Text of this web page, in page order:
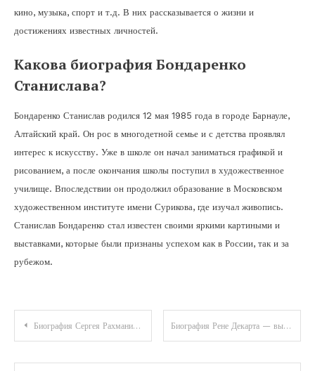
кино, музыка, спорт и т.д. В них рассказывается о жизни и
достижениях известных личностей.
Какова биография Бондаренко
Станислава?
Бондаренко Станислав родился 12 мая 1985 года в городе Барнауле,
Алтайский край. Он рос в многодетной семье и с детства проявлял
интерес к искусству. Уже в школе он начал заниматься графикой и
рисованием, а после окончания школы поступил в художественное
училище. Впоследствии он продолжил образование в Московском
художественном институте имени Сурикова, где изучал живопись.
Станислав Бондаренко стал известен своими яркими картиными и
выставками, которые были признаны успехом как в России, так и за
рубежом.
Навигация
по
Биография Сергея Рахманинова — от нот до славы — погружение в жизнь великого композитора Биография Рене Декарта — выдающийся французский философ, математик и основатель современной философии